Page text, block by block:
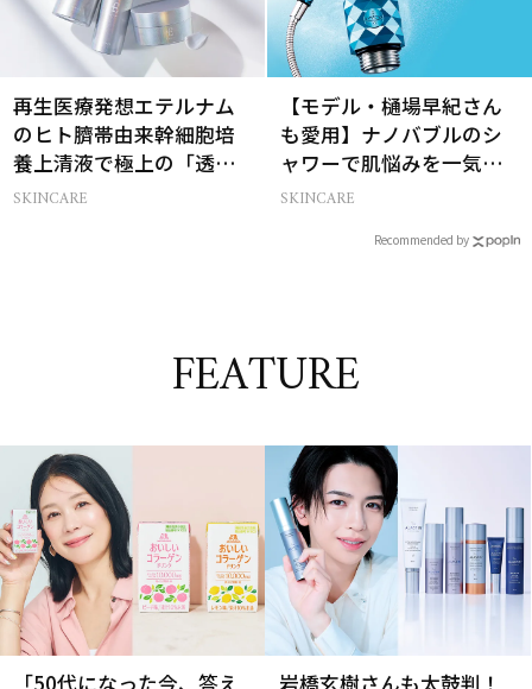
再生医療発想エテルナム
のヒト臍帯由来幹細胞培
養上清液で極上の「透明
感ハリ肌」へ
SKINCARE
【モデル・樋場早紀さん
も愛用】ナノバブルのシ
ャワーで肌悩みを一気に
解決
SKINCARE
Recommended by
FEATURE